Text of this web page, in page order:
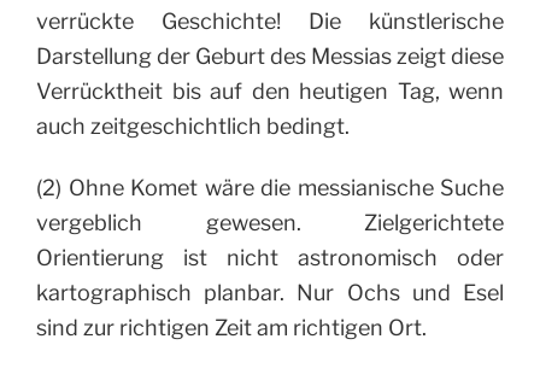
verrückte Geschichte! Die künstlerische
Darstellung der Geburt des Messias zeigt diese
Verrücktheit bis auf den heutigen Tag, wenn
auch zeitgeschichtlich bedingt.
(2) Ohne Komet wäre die messianische Suche
vergeblich gewesen. Zielgerichtete
Orientierung ist nicht astronomisch oder
kartographisch planbar. Nur Ochs und Esel
sind zur richtigen Zeit am richtigen Ort.